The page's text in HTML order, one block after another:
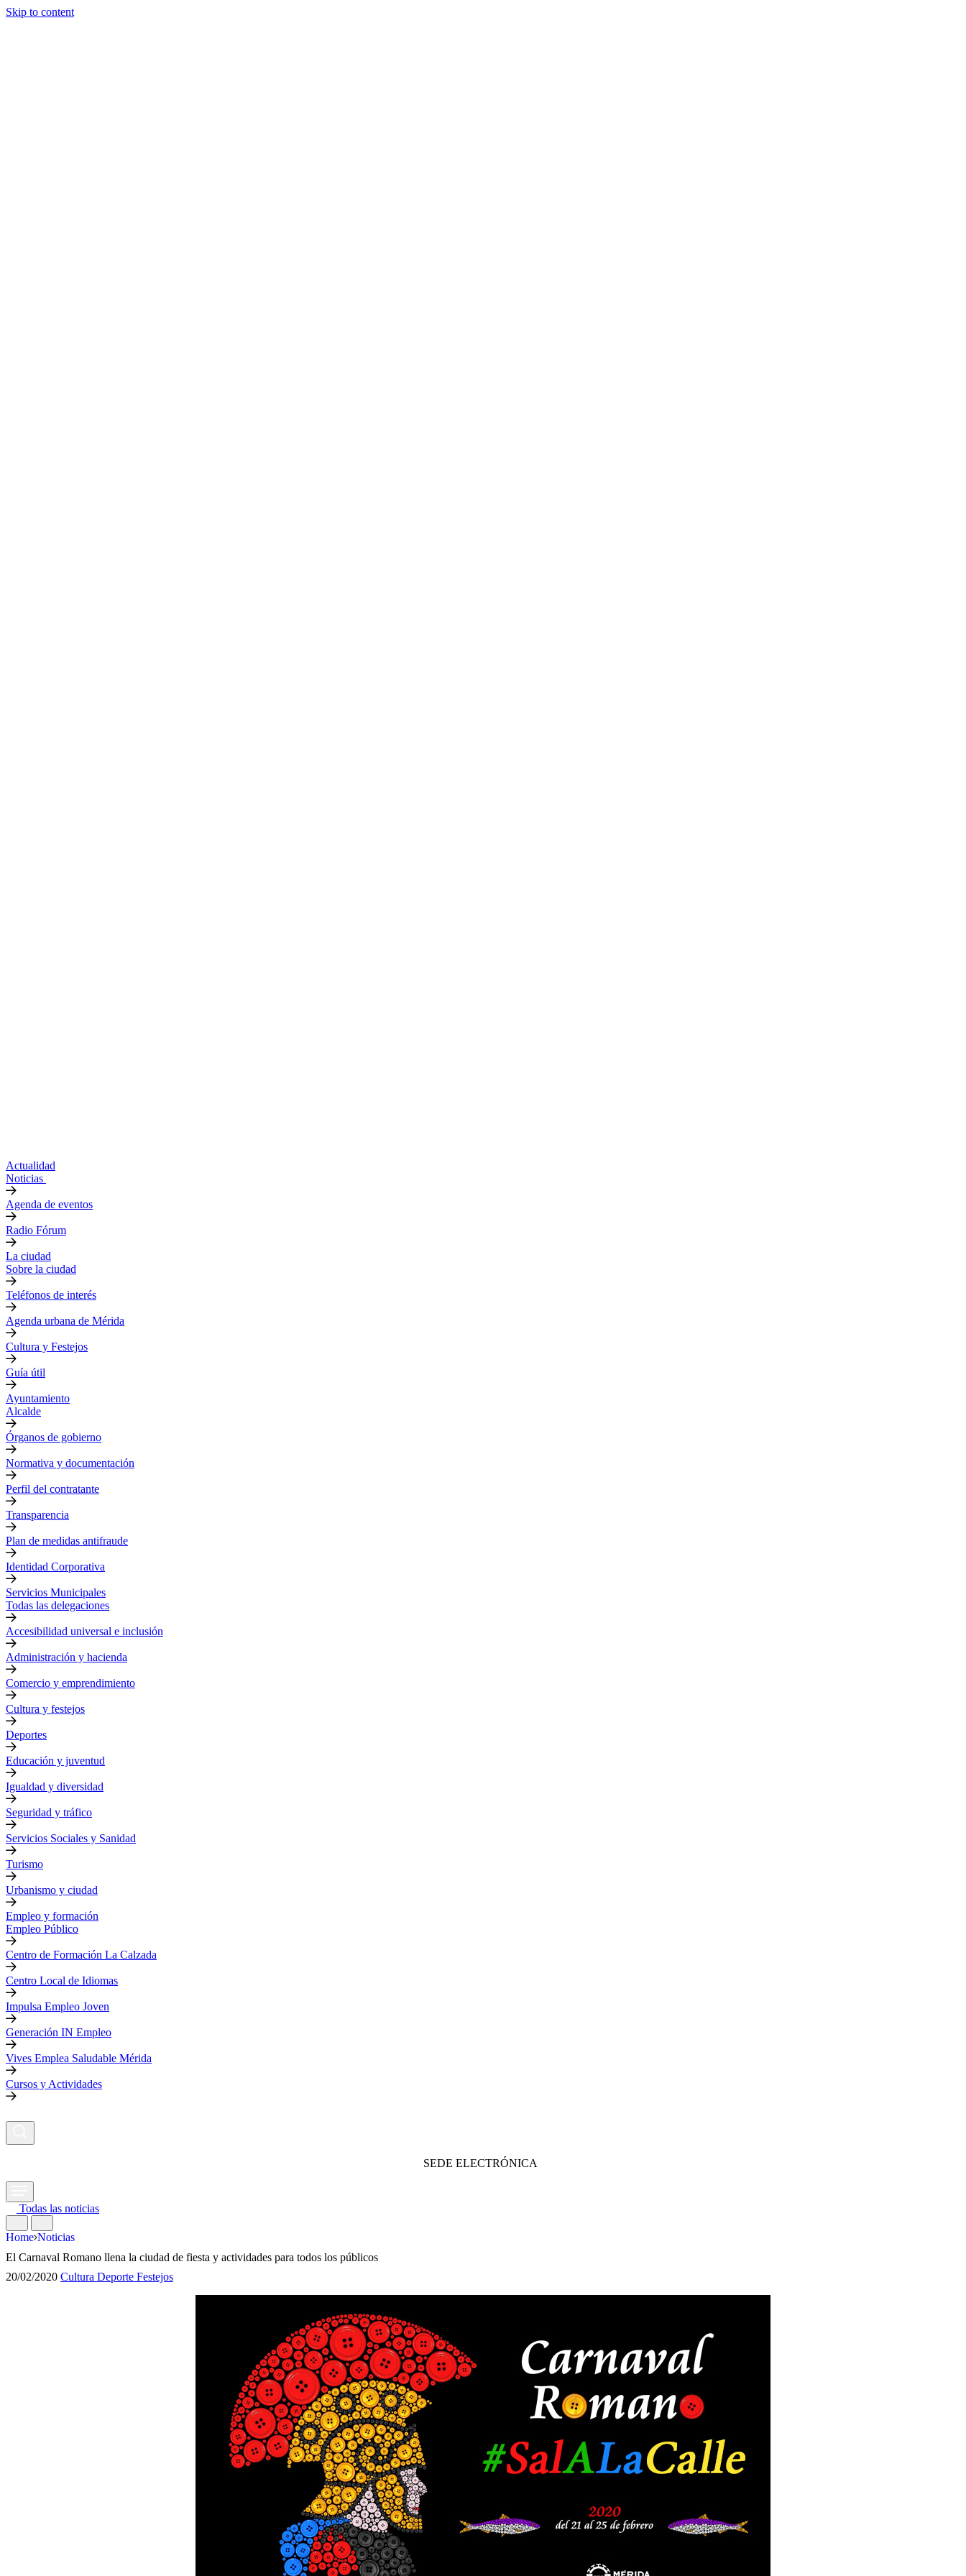
Skip to content
Actualidad
Noticias
Agenda de eventos
Radio Fórum
La ciudad
Sobre la ciudad
Teléfonos de interés
Agenda urbana de Mérida
Cultura y Festejos
Guía útil
Ayuntamiento
Alcalde
Órganos de gobierno
Normativa y documentación
Perfil del contratante
Transparencia
Plan de medidas antifraude
Identidad Corporativa
Servicios Municipales
Todas las delegaciones
Accesibilidad universal e inclusión
Administración y hacienda
Comercio y emprendimiento
Cultura y festejos
Deportes
Educación y juventud
Igualdad y diversidad
Seguridad y tráfico
Servicios Sociales y Sanidad
Turismo
Urbanismo y ciudad
Empleo y formación
Empleo Público
Centro de Formación La Calzada
Centro Local de Idiomas
Impulsa Empleo Joven
Generación IN Empleo
Vives Emplea Saludable Mérida
Cursos y Actividades
SEDE ELECTRÓNICA
Todas las noticias
Home Noticias
El Carnaval Romano llena la ciudad de fiesta y actividades para todos los públicos
20/02/2020 Cultura Deporte Festejos